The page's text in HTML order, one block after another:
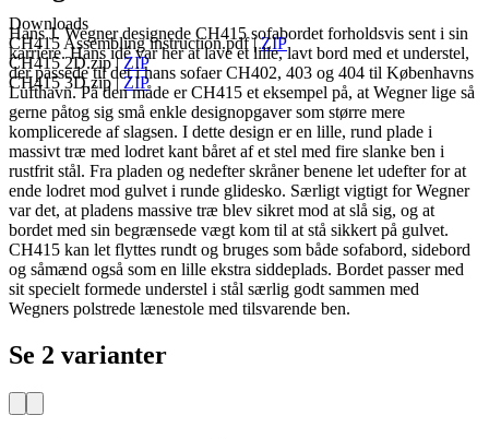
Downloads
CH415 Assembling instruction.pdf|ZIP
CH415 2D.zip|ZIP
CH415 3D.zip|ZIP
Hans J. Wegner designede CH415 sofabordet forholdsvis sent i sin
karriere. Hans idé var her at lave et lille, lavt bord med et understel,
der passede til det i hans sofaer CH402, 403 og 404 til Københavns
Lufthavn. På den måde er CH415 et eksempel på, at Wegner lige så
gerne påtog sig små enkle designopgaver som større mere
komplicerede af slagsen. I dette design er en lille, rund plade i
massivt træ med lodret kant båret af et stel med fire slanke ben i
rustfrit stål. Fra pladen og nedefter skråner benene let udefter for at
ende lodret mod gulvet i runde glidesko. Særligt vigtigt for Wegner
var det, at pladens massive træ blev sikret mod at slå sig, og at
bordet med sin begrænsede vægt kom til at stå sikkert på gulvet.
CH415 kan let flyttes rundt og bruges som både sofabord, sidebord
og såmænd også som en lille ekstra siddeplads. Bordet passer med
sit specielt formede understel i stål særlig godt sammen med
Wegners polstrede lænestole med tilsvarende ben.
Se 2 varianter